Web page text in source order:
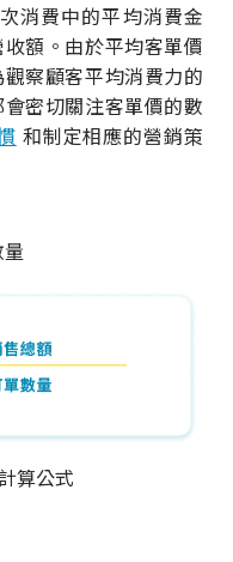
消費中的平均消費金
額。由於平均客單價
察顧客平均消費力的
密切關注客單價的數
和制定相應的營銷策
算公式